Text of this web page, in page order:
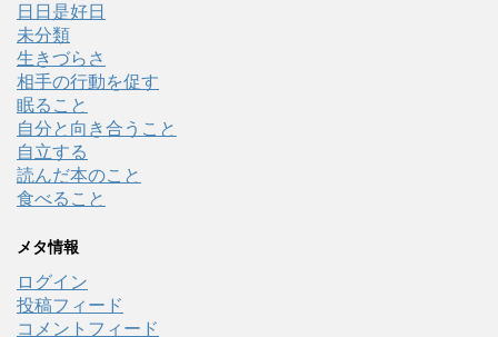
日日是好日
未分類
生きづらさ
相手の行動を促す
眠ること
自分と向き合うこと
自立する
読んだ本のこと
食べること
メタ情報
ログイン
投稿フィード
コメントフィード